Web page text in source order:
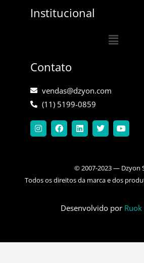
Institucional
Menu
Contato
vendas@dzyon.com
(11) 5199-0859
I
n
s
a
F
a
c
k
L
i
n
d
i
n
T
w
i
e
r
Y
o
u
b
e
© 2007-2023 — Dzyon
Todos os direitos da marca e dos
Desenvolvido por